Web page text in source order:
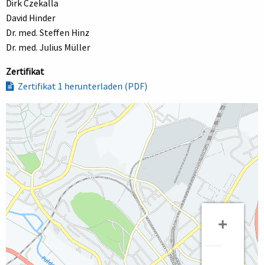
Dirk Czekalla
David Hinder
Dr. med. Steffen Hinz
Dr. med. Julius Müller
Zertifikat
Zertifikat 1 herunterladen (PDF)